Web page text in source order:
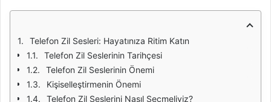
Telefon Zil Sesleri: Hayatınıza Ritim Katın
Telefon Zil Seslerinin Tarihçesi
Telefon Zil Seslerinin Önemi
Kişiselleştirmenin Önemi
Telefon Zil Seslerini Nasıl Seçmeliyiz?